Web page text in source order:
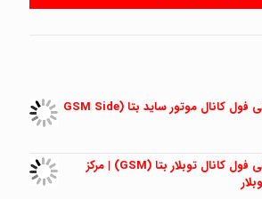
برد کرکره برقی سیمکارتی فول کانال موتور ساید بتا (GSM Side
برد کرکره برقی سیمکارتی فول کانال توبلار بتا (GSM) | مرکز